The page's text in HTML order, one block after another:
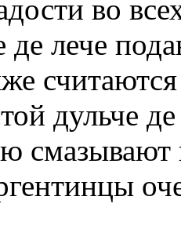
во
де лече
дульче